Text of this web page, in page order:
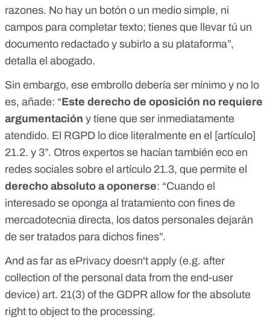
razones. No hay un botón o un medio simple, ni
campos para completar texto; tienes que llevar tú un
documento redactado y subirlo a su plataforma”,
detalla el abogado.
Sin embargo, ese embrollo debería ser mínimo y no lo
es, añade: “Este derecho de oposición no requiere
argumentación y tiene que ser inmediatamente
atendido. El RGPD lo dice literalmente en el [artículo]
21.2. y 3”. Otros expertos se hacían también eco en
redes sociales sobre el artículo 21.3, que permite el
derecho absoluto a oponerse: “Cuando el
interesado se oponga al tratamiento con fines de
mercadotecnia directa, los datos personales dejarán
de ser tratados para dichos fines”.
And as far as ePrivacy doesn't apply (e.g. after
collection of the personal data from the end-user
device) art. 21(3) of the GDPR allow for the absolute
right to object to the processing.